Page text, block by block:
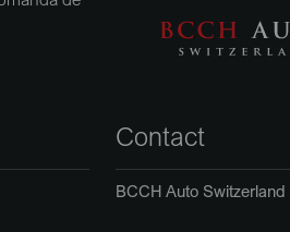
Contact
BCCH Auto Switzerland